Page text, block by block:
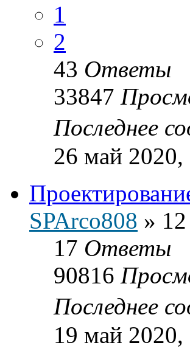
1
2
43 Ответы
33847
Последнее
26 май 2020,
SPArco808 »
17 Ответы
90816
Последнее
19 май 2020,